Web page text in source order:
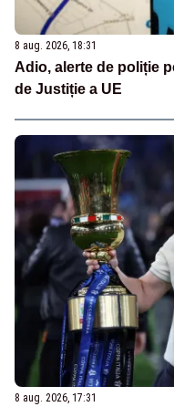
8 aug. 2026, 18:31
Adio, alerte de poliție
de Justiție a UE
8 aug. 2026, 17:31